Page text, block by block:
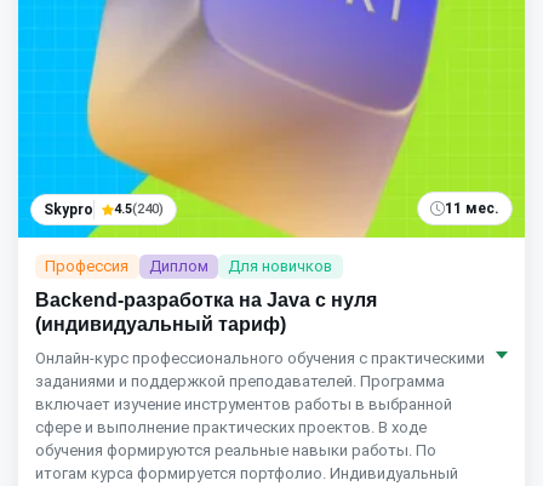
Skypro 4.5(240) 11 мес.
Профессия Диплом Для новичков
Backend-разработка на Java с нуля
(индивидуальный тариф)
Онлайн‑курс профессионального обучения с практическими
заданиями и поддержкой преподавателей. Программа
включает изучение инструментов работы в выбранной
сфере и выполнение практических проектов. В ходе
обучения формируются реальные навыки работы. По
итогам курса формируется портфолио. Индивидуальный